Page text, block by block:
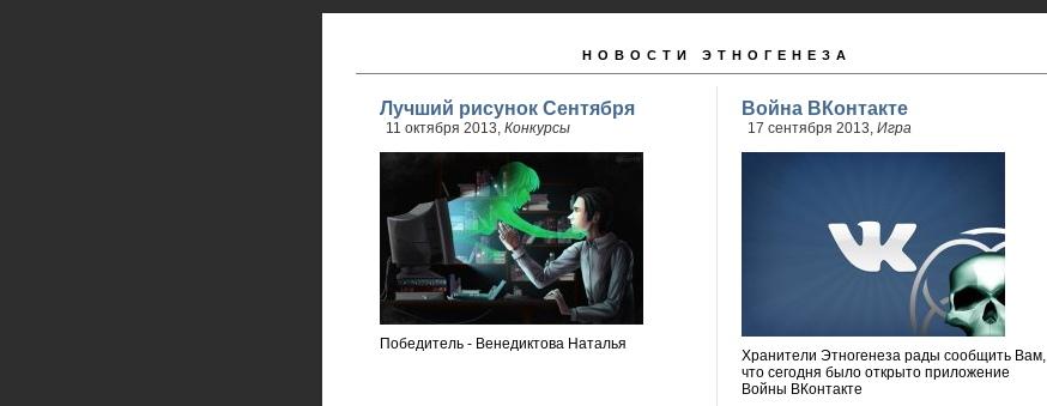
НОВОСТИ ЭТНОГЕНЕЗА
Лучший рисунок Сентября
11 октября 2013, Конкурсы
Победитель - Венедиктова Наталья
Война ВКонтакте
17 сентября 2013, Игра
Хранители Этногенеза рады сообщить Вам,
что сегодня было открыто приложение
Войны ВКонтакте